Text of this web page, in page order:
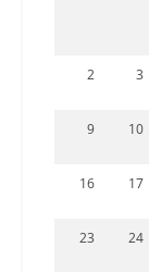
2 3
9 10
16 17
23 24